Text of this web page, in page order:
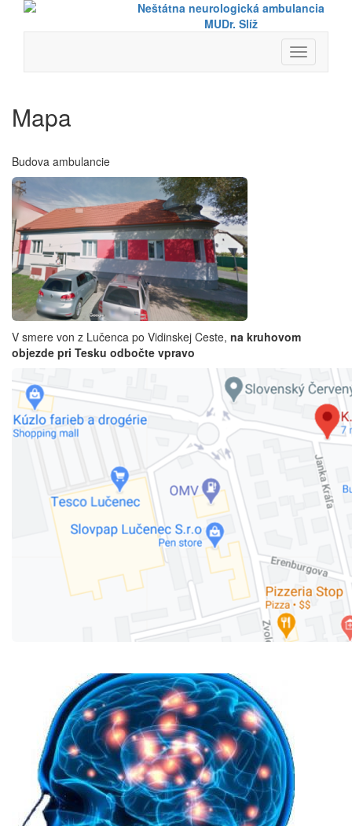
Neštátna neurologická ambulancia
MUDr. Slíž
Toggle
navigation
Mapa
Budova ambulancie
V smere von z Lučenca po Vidinskej Ceste, na kruhovom
objezde pri Tesku odbočte vpravo